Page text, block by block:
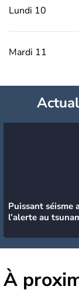
Lundi 10
Mardi 11
Puissant séisme
l’alerte au
À